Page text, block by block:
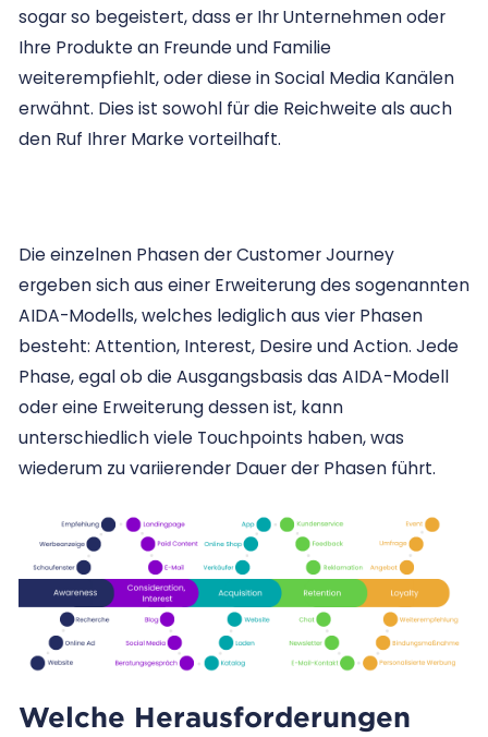
sogar so begeistert, dass er Ihr Unternehmen oder
Ihre Produkte an Freunde und Familie
weiterempfiehlt, oder diese in Social Media Kanälen
erwähnt. Dies ist sowohl für die Reichweite als auch
den Ruf Ihrer Marke vorteilhaft.
Die einzelnen Phasen der Customer Journey
ergeben sich aus einer Erweiterung des sogenannten
AIDA-Modells, welches lediglich aus vier Phasen
besteht: Attention, Interest, Desire und Action. Jede
Phase, egal ob die Ausgangsbasis das AIDA-Modell
oder eine Erweiterung dessen ist, kann
unterschiedlich viele Touchpoints haben, was
wiederum zu variierender Dauer der Phasen führt.
Welche Herausforderungen